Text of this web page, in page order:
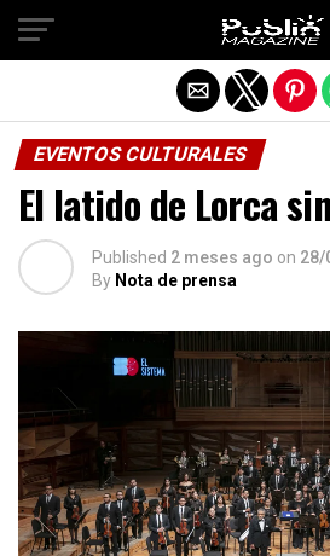
EVENTOS CULTURALES
El latido de Lorca
Published 2 meses ago on 28/
By Nota de prensa
Salir de la versión